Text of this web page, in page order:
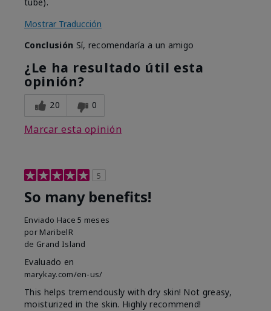
Mostrar Traducción
Conclusión Sí, recomendaría a un amigo
¿Le ha resultado útil esta
opinión?
20 0
Marcar esta opinión
5
So many benefits!
Enviado Hace 5 meses
por MaribelR
de Grand Island
Evaluado en
marykay.com/en-us/
This helps tremendously with dry skin! Not greasy,
moisturized in the skin. Highly recommend!